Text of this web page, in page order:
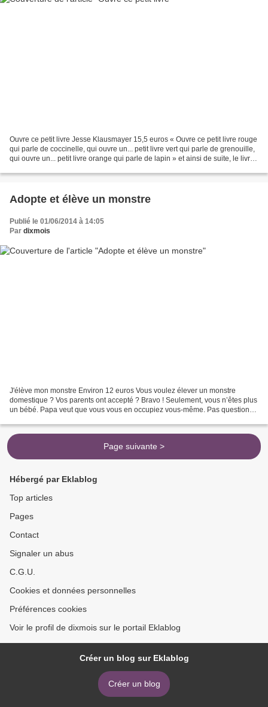
Ouvre ce petit livre Jesse Klausmayer 15,5 euros « Ouvre ce petit livre rouge
qui parle de coccinelle, qui ouvre un... petit livre vert qui parle de grenouille,
qui ouvre un... petit livre orange qui parle de lapin » et ainsi de suite, le livre
Adopte et élève un monstre
Publié le 01/06/2014 à 14:05
Par dixmois
J'élève mon monstre Environ 12 euros Vous voulez élever un monstre
domestique ? Vos parents ont accepté ? Bravo ! Seulement, vous n’êtes plus
un bébé. Papa veut que vous vous en occupiez vous-même. Pas question
Page suivante >
Hébergé par Eklablog
Top articles
Pages
Contact
Signaler un abus
C.G.U.
Cookies et données personnelles
Préférences cookies
Voir le profil de dixmois sur le portail Eklablog
Créer un blog sur Eklablog
Créer un blog